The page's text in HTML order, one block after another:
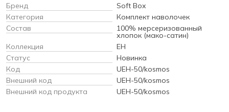
Бренд
Soft Box
Категория
Комплект наволочек
Состав
100% мерсеризованный
хлопок (мако-сатин)
Коллекция
EH
Статус
Новинка
Код
UEH-50/kosmos
Внешний код
UEH-50/kosmos
Внешний код продукта
UEH-50/kosmos